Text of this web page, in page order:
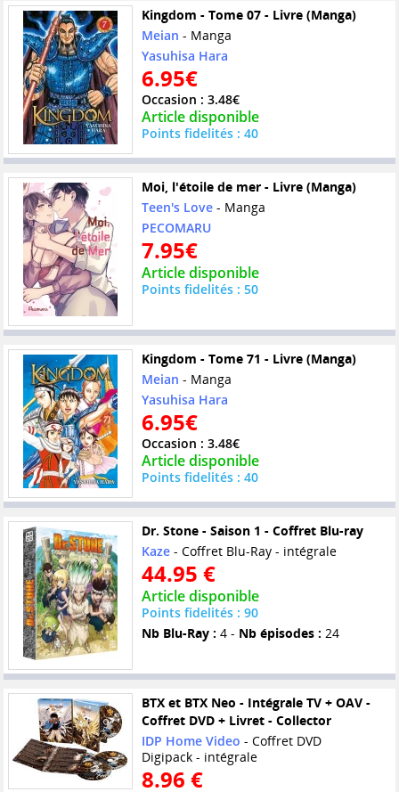
Kingdom - Tome 07 - Livre (Manga)
Meian - Manga
Yasuhisa Hara
6.95€
Occasion : 3.48€
Article disponible
Points fidelités : 40
Moi, l'étoile de mer - Livre (Manga)
Teen's Love- Manga
PECOMARU
7.95€
Article disponible
Points fidelités : 50
Kingdom - Tome 71 - Livre (Manga)
Meian - Manga
Yasuhisa Hara
6.95€
Occasion : 3.48€
Article disponible
Points fidelités : 40
Dr. Stone - Saison 1 - Coffret Blu-ray
Kaze- Coffret Blu-Ray - intégrale
44.95 €
Article disponible
Points fidelités : 90
Nb Blu-Ray : 4 - Nb épisodes : 24
BTX et BTX Neo - Intégrale TV + OAV -
Coffret DVD + Livret - Collector
IDP Home Video - Coffret DVD
Digipack - intégrale
8.96 €